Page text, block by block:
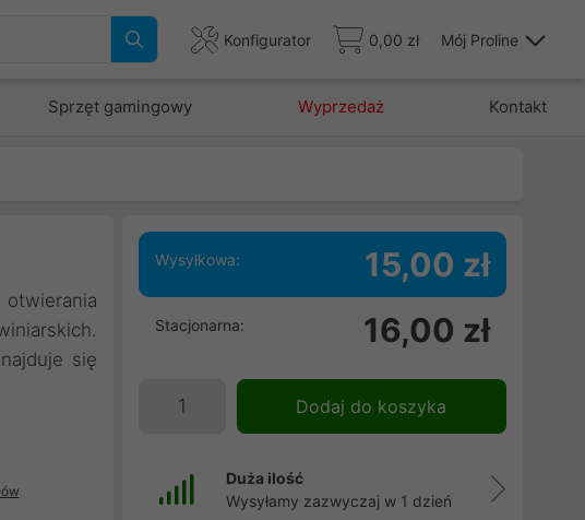
Konfigurator 0,00 zł Mój Proline
Sprzęt gamingowy Wyprzedaż Kontakt
otwierania
się
Wysyłkowa: 15,00 zł
Stacjonarna: 16,00 zł
Dodaj do koszyka
Duża ilość
Wysyłamy zazwyczaj w 1 dzień